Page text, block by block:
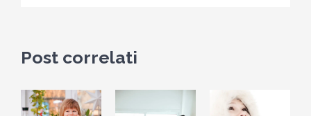
Post correlati